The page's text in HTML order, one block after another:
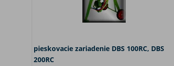
pieskovacie zariadenie DBS 100RC, DBS
200RC